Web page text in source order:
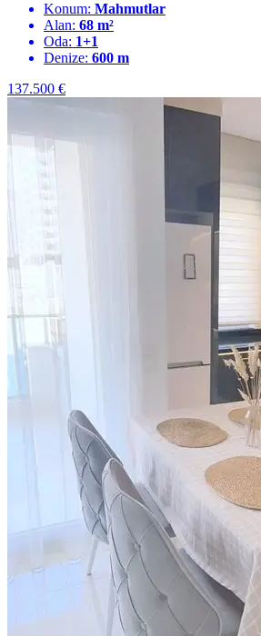
Konum: Mahmutlar
Alan: 68 m²
Oda: 1+1
Denize: 600 m
137.500 €